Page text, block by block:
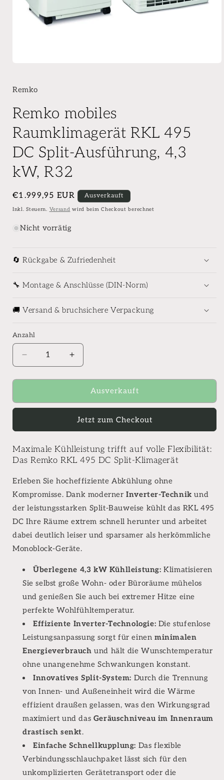
Remko
Remko mobiles
Raumklimagerät RKL 495
DC Split-Ausführung, 4,3
kW, R32
Normaler
Preis
€1.999,95 EUR Ausverkauft
Inkl. Steuern. Versand wird beim Checkout berechnet
Nicht vorrätig
🔄 Rückgabe & Zufriedenheit
🔧 Montage & Anschlüsse (DIN-Norm)
🚚 Versand & bruchsichere Verpackung
Anzahl
Anzahl
Verringere
die
Menge
Remko
Raumklimagerät
RKL
DC
Split-
4,3
kW,
R32
Erhöhe
die
Menge
Remko
Raumklimagerät
RKL
495
DC
Split-
4,3
kW,
R32
Ausverkauft
Jetzt zum Checkout
Maximale Kühlleistung trifft auf volle Flexibilität:
Das Remko RKL 495 DC Split-Klimagerät
Erleben Sie hocheffiziente Abkühlung ohne
Kompromisse. Dank modernerInverter-Technik und
der leistungsstarken Split-Bauweise kühlt das RKL 495
DC Ihre Räume extrem schnell herunter und arbeitet
dabei deutlich leiser und sparsamer als herkömmliche
Monoblock-Geräte.
Überlegene 4,3 kW Kühlleistung: Klimatisieren
Sie selbst große Wohn- oder Büroräume mühelos
und genießen Sie auch bei extremer Hitze eine
perfekte Wohlfühltemperatur.
Effiziente Inverter-Technologie: Die stufenlose
Leistungsanpassung sorgt für einenminimalen
Energieverbrauch und hält die Wunschtemperatur
ohne unangenehme Schwankungen konstant.
Innovatives Split-System: Durch die Trennung
von Innen- und Außeneinheit wird die Wärme
effizient draußen gelassen, was den Wirkungsgrad
maximiert und das Geräuschniveau im Innenraum
drastisch senkt.
Einfache Schnellkupplung: Das flexible
Verbindungsschlauchpaket lässt sich für den
unkomplizierten Gerätetransport oder die